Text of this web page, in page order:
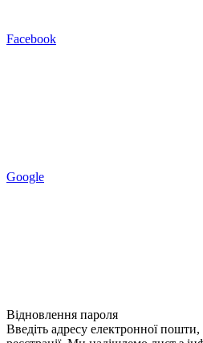
Facebook
Google
Відновлення пароля
Введіть адресу електронної